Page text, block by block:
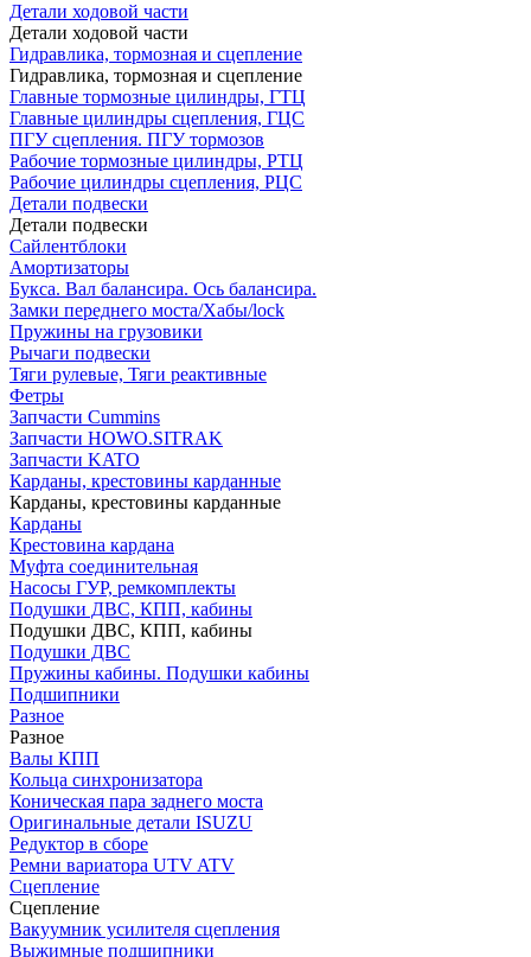
Детали ходовой части
Детали ходовой части
Гидравлика, тормозная и сцепление
Гидравлика, тормозная и сцепление
Главные тормозные цилиндры, ГТЦ
Главные цилиндры сцепления, ГЦС
ПГУ сцепления. ПГУ тормозов
Рабочие тормозные цилиндры, РТЦ
Рабочие цилиндры сцепления, РЦС
Детали подвески
Детали подвески
Cайлентблоки
Амортизаторы
Букса. Вал балансира. Ось балансира.
Замки переднего моста/Хабы/lock
Пружины на грузовики
Рычаги подвески
Тяги рулевые, Тяги реактивные
Фетры
Запчасти Cummins
Запчасти HOWO.SITRAK
Запчасти KATO
Карданы, крестовины карданные
Карданы, крестовины карданные
Карданы
Крестовина кардана
Муфта соединительная
Насосы ГУР, ремкомплекты
Подушки ДВС, КПП, кабины
Подушки ДВС, КПП, кабины
Подушки ДВС
Пружины кабины. Подушки кабины
Подшипники
Разное
Разное
Валы КПП
Кольца синхронизатора
Коническая пара заднего моста
Оригинальные детали ISUZU
Редуктор в сборе
Ремни вариатора UTV ATV
Сцепление
Сцепление
Вакуумник усилителя сцепления
Выжимные подшипники